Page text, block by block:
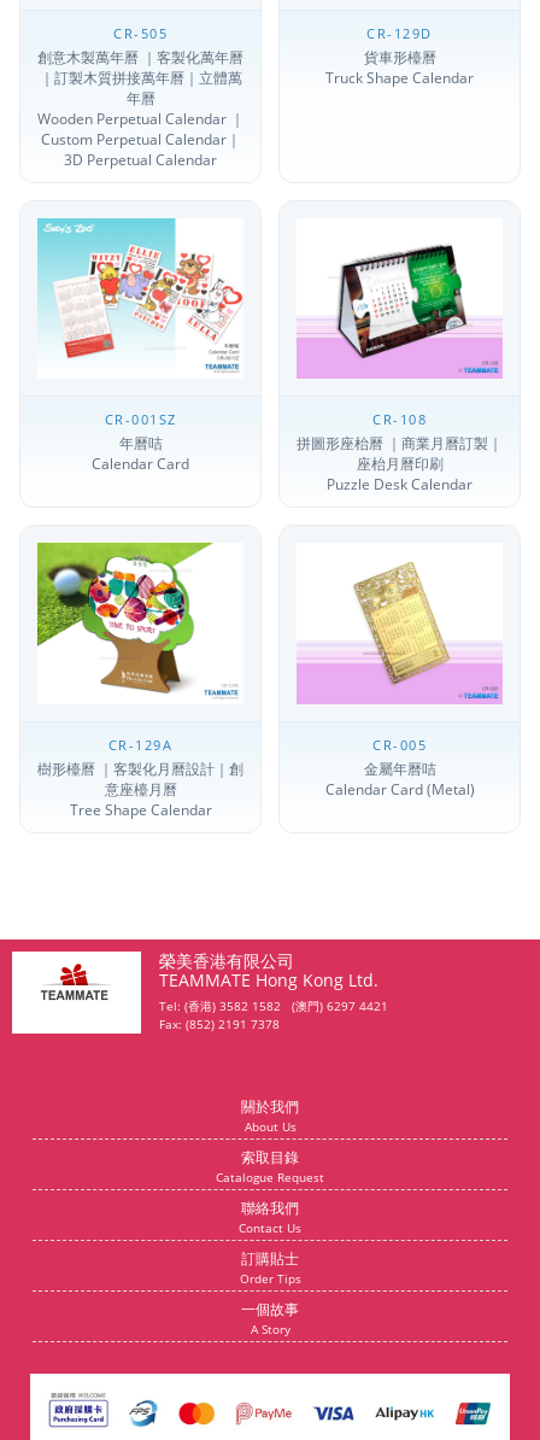
CR-505
創意木製萬年曆 ｜客製化萬年曆
｜訂製木質拼接萬年曆｜立體萬
年曆
Wooden Perpetual Calendar ｜
Custom Perpetual Calendar｜
3D Perpetual Calendar
CR-129D
貨車形檯曆
Truck Shape Calendar
CR-001SZ
年曆咭
Calendar Card
CR-108
拼圖形座枱曆 ｜商業月曆訂製｜
座枱月曆印刷
Puzzle Desk Calendar
CR-129A
樹形檯曆 ｜客製化月曆設計｜創
意座檯月曆
Tree Shape Calendar
CR-005
金屬年曆咭
Calendar Card (Metal)
榮美香港有限公司
TEAMMATE Hong Kong Ltd.
Tel: (香港) 3582 1582 (澳門) 6297 4421
Fax: (852) 2191 7378
關於我們
About Us
索取目錄
Catalogue Request
聯絡我們
Contact Us
訂購貼士
Order Tips
一個故事
A Story